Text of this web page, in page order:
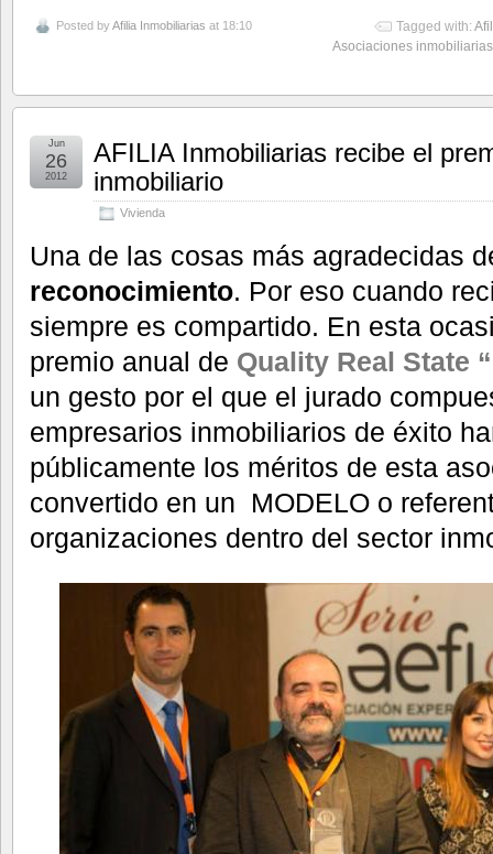
Posted byAfilia Inmobiliarias at 18:10 Tagged with:
Asociaciones inmobiliarias
AFILIA Inmobiliarias recibe el
inmobiliario
Vivienda
Jun
26
2012
Una de las cosas más agradecidas
reconocimiento. Por eso cuando
siempre es compartido. En esta
premio anual de Quality Real State
un gesto por el que el jurado
empresarios inmobiliarios de éxito
públicamente los méritos de esta
convertido en un MODELO o
organizaciones dentro del sector